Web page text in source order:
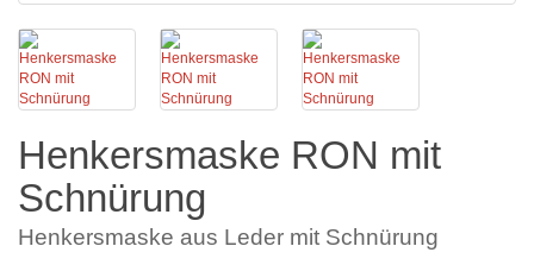
Henkersmaske RON mit
Schnürung
Henkersmaske aus Leder mit Schnürung